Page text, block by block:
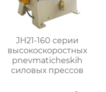
JH21-160 серии
высокоскоростных
pnevmaticheskih
силовых прессов